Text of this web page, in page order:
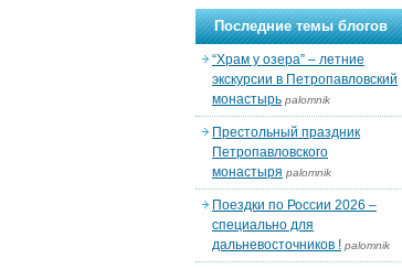
Последние темы блогов
“Храм у озера” – летние
экскурсии в Петропавловский
монастырь palomnik
Престольный праздник
Петропавловского
монастыря palomnik
Поездки по России 2026 –
специально для
дальневосточников ! palomnik